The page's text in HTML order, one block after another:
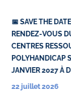
📅 SAVE THE
RENDEZ-VOUS
CENTRES
POLYHANDICAP
JANVIER 2027 À
22 juillet 2026